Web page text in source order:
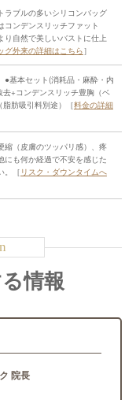
ラブルの多いシリコンバッグ
コンデンスリッチファット
り自然で美しいバストに仕上
グ外来の詳細はこちら］
●基本セット(消耗品・麻酔・内
+コンデンスリッチ豊胸（ベ
肪吸引料別途）［料金の詳細
縮（皮膚のツッパリ感）、疼
にも何か経過で不安を感じた
。［ リスク・ダウンタイムへ
情報
院長